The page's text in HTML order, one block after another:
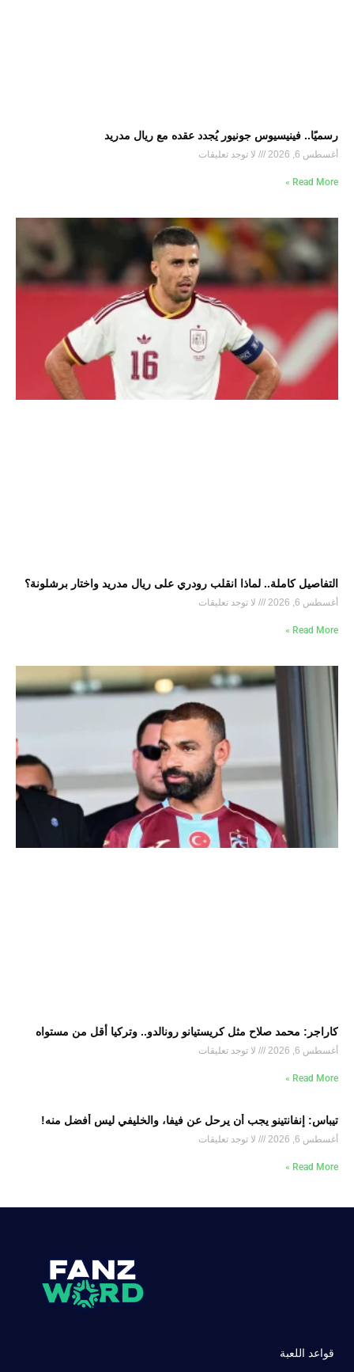
رسميًا.. فينيسيوس جونيور يُجدد عقده مع ريال مدريد
أغسطس 6, 2026 لا توجد تعليقات
Read More »
التفاصيل كاملة.. لماذا انقلب رودري على ريال مدريد واختار برشلونة؟
أغسطس 6, 2026 لا توجد تعليقات
Read More »
كاراجر: محمد صلاح مثل كريستيانو رونالدو.. وتركيا أقل من مستواه
أغسطس 6, 2026 لا توجد تعليقات
Read More »
تيباس: إنفانتينو يجب أن يرحل عن فيفا، والخليفي ليس أفضل منه!
أغسطس 6, 2026 لا توجد تعليقات
Read More »
قواعد اللعبة